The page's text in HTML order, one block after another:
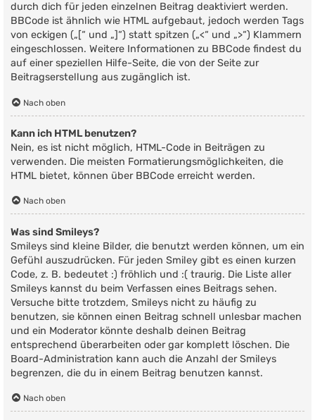
durch dich für jeden einzelnen Beitrag deaktiviert werden.
BBCode ist ähnlich wie HTML aufgebaut, jedoch werden Tags
von eckigen („[“ und „]“) statt spitzen („<“ und „>“) Klammern
eingeschlossen. Weitere Informationen zu BBCode findest du
auf einer speziellen Hilfe-Seite, die von der Seite zur
Beitragserstellung aus zugänglich ist.
Nach oben
Kann ich HTML benutzen?
Nein, es ist nicht möglich, HTML-Code in Beiträgen zu
verwenden. Die meisten Formatierungsmöglichkeiten, die
HTML bietet, können über BBCode erreicht werden.
Nach oben
Was sind Smileys?
Smileys sind kleine Bilder, die benutzt werden können, um ein
Gefühl auszudrücken. Für jeden Smiley gibt es einen kurzen
Code, z. B. bedeutet :) fröhlich und :( traurig. Die Liste aller
Smileys kannst du beim Verfassen eines Beitrags sehen.
Versuche bitte trotzdem, Smileys nicht zu häufig zu
benutzen, sie können einen Beitrag schnell unlesbar machen
und ein Moderator könnte deshalb deinen Beitrag
entsprechend überarbeiten oder gar komplett löschen. Die
Board-Administration kann auch die Anzahl der Smileys
begrenzen, die du in einem Beitrag benutzen kannst.
Nach oben